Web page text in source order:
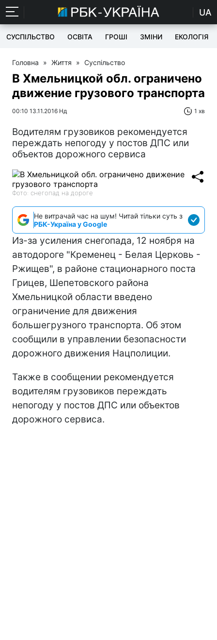
UA
СУСПІЛЬСТВО ОСВІТА ГРОШІ ЗМІНИ ЕКОЛОГІЯ
Головна » Життя » Суспільство
В Хмельницкой обл. ограничено
движение грузового транспорта
00:10 13.11.2016 Нд 1 хв
Водителям грузовиков рекомендуется
переждать непогоду у постов ДПС или
объектов дорожного сервиса
Фото: снегопад на дороге
Не витрачай час на шум! Читай тільки суть з
РБК-Україна у Google
Из-за усиления снегопада, 12 ноября на
автодороге "Кременец - Белая Церковь -
Ржищев", в районе стационарного поста
Грицев, Шепетовского района
Хмельницкой области введено
ограничение для движения
большегрузного транспорта. Об этом
сообщили в управлении безопасности
дорожного движения Нацполиции.
Также в сообщении рекомендуется
водителям грузовиков переждать
непогоду у постов ДПС или объектов
дорожного сервиса.